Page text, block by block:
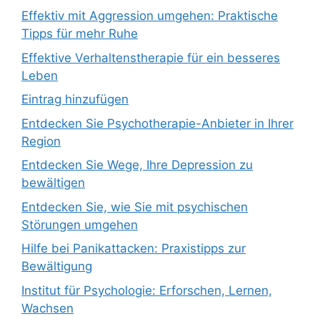
Effektiv mit Aggression umgehen: Praktische
Tipps für mehr Ruhe
Effektive Verhaltenstherapie für ein besseres
Leben
Eintrag hinzufügen
Entdecken Sie Psychotherapie-Anbieter in Ihrer
Region
Entdecken Sie Wege, Ihre Depression zu
bewältigen
Entdecken Sie, wie Sie mit psychischen
Störungen umgehen
Hilfe bei Panikattacken: Praxistipps zur
Bewältigung
Institut für Psychologie: Erforschen, Lernen,
Wachsen